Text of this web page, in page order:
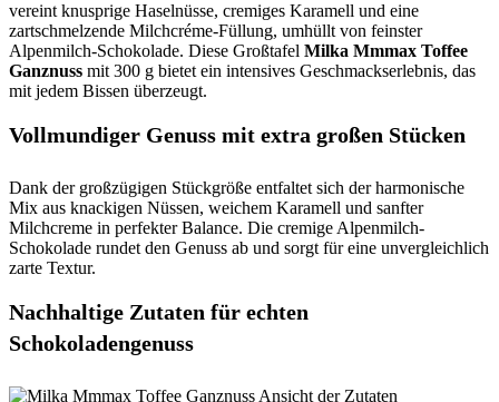
vereint knusprige Haselnüsse, cremiges Karamell und eine
zartschmelzende Milchcréme-Füllung, umhüllt von feinster
Alpenmilch-Schokolade. Diese Großtafel Milka Mmmax Toffee
Ganznuss mit 300 g bietet ein intensives Geschmackserlebnis, das
mit jedem Bissen überzeugt.
Vollmundiger Genuss mit extra großen Stücken
Dank der großzügigen Stückgröße entfaltet sich der harmonische
Mix aus knackigen Nüssen, weichem Karamell und sanfter
Milchcreme in perfekter Balance. Die cremige Alpenmilch-
Schokolade rundet den Genuss ab und sorgt für eine unvergleichlich
zarte Textur.
Nachhaltige Zutaten für echten
Schokoladengenuss